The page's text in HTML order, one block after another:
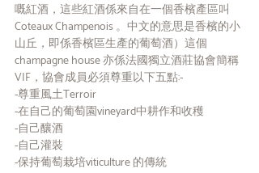
嘅紅酒，這些紅酒係來⾃在⼀個香檳產區叫
Coteaux Champenois 。中⽂的意思是香檳的⼩
⼭丘，即係香檳區⽣產的葡萄酒）這個
champagne house 亦係法國獨立酒莊協會簡稱
VIF，協會成員必須尊重以下五點:-
-尊重風⼟Terroir
-在⾃⼰的葡萄園vineyard中耕作和收穫
-⾃⼰釀酒
-⾃⼰灌裝
-保持葡萄栽培viticulture 的傳統